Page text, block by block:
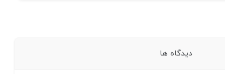
دیدگاه ها